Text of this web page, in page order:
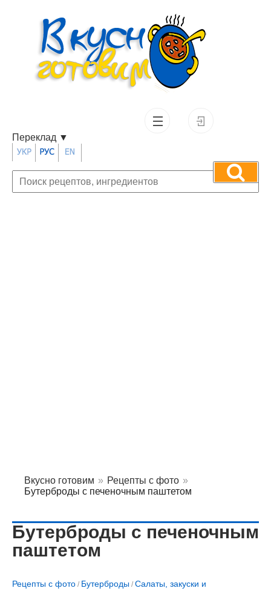
Переклад ▼
Вкусно готовим » Рецепты с фото »
Бутерброды с печеночным паштетом
Бутерброды с печеночным
паштетом
Рецепты с фото / Бутерброды / Салаты, закуски и